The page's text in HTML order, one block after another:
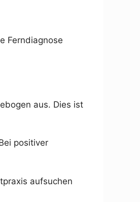
Ferndiagnose
aus. Dies ist
positiver
aufsuchen